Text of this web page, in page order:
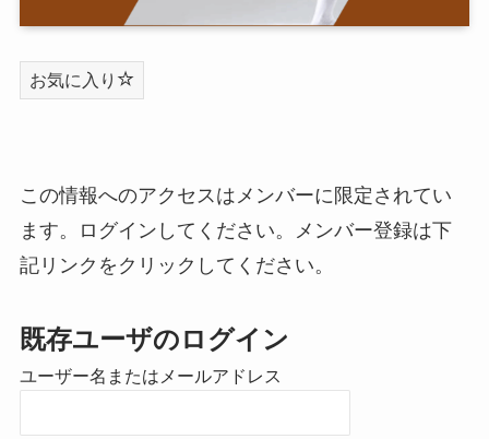
お気に入り
この情報へのアクセスはメンバーに限定されてい
ます。ログインしてください。メンバー登録は下
記リンクをクリックしてください。
既存ユーザのログイン
ユーザー名またはメールアドレス